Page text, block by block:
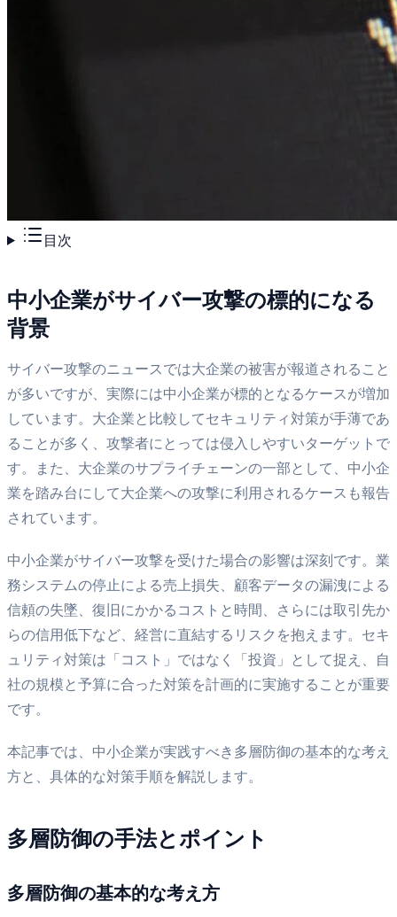
目次
中小企業がサイバー攻撃の標的になる
背景
サイバー攻撃のニュースでは大企業の被害が報道されること
が多いですが、実際には中小企業が標的となるケースが増加
しています。大企業と比較してセキュリティ対策が手薄であ
ることが多く、攻撃者にとっては侵入しやすいターゲットで
す。また、大企業のサプライチェーンの一部として、中小企
業を踏み台にして大企業への攻撃に利用されるケースも報告
されています。
中小企業がサイバー攻撃を受けた場合の影響は深刻です。業
務システムの停止による売上損失、顧客データの漏洩による
信頼の失墜、復旧にかかるコストと時間、さらには取引先か
らの信用低下など、経営に直結するリスクを抱えます。セキ
ュリティ対策は「コスト」ではなく「投資」として捉え、自
社の規模と予算に合った対策を計画的に実施することが重要
です。
本記事では、中小企業が実践すべき多層防御の基本的な考え
方と、具体的な対策手順を解説します。
多層防御の手法とポイント
多層防御の基本的な考え方